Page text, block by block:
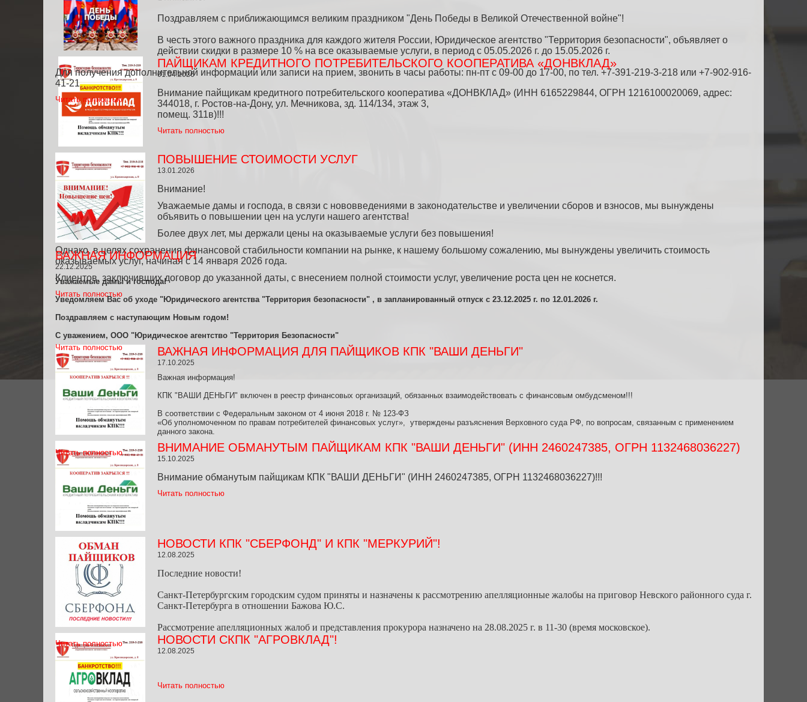
Поздравляем с приближающимся великим праздником "День Победы в Великой Отечественной войне"!
В честь этого важного праздника для каждого жителя России, Юридическое агентство "Территория безопасности", объявляет о
действии скидки в размере 10 % на все оказываемые услуги, в период с 05.05.2026 г. до 15.05.2026 г.
Для получения дополнительной информации или записи на прием, звонить в часы работы: пн-пт с 09-00 до 17-00, по тел. +7-391-219-3-218 или +7-902-916-
41-21
Читать полностью
ПАЙЩИКАМ КРЕДИТНОГО ПОТРЕБИТЕЛЬСКОГО КООПЕРАТИВА «ДОНВКЛАД»
01.04.2026
Внимание пайщикам кредитного потребительского кооператива «ДОНВКЛАД» (ИНН 6165229844, ОГРН 1216100020069, адрес:
344018, г. Ростов-на-Дону, ул. Мечникова, зд. 114/134, этаж 3,
помещ. 311в)!!!
Читать полностью
ПОВЫШЕНИЕ СТОИМОСТИ УСЛУГ
13.01.2026
Внимание!
Уважаемые дамы и господа, в связи с нововведениями в законодательстве и увеличении сборов и взносов, мы вынуждены
объявить о повышении цен на услуги нашего агентства!
Более двух лет, мы держали цены на оказываемые услуги без повышения!
Однако, в целях сохранения финансовой стабильности компании на рынке, к нашему большому сожалению, мы вынуждены увеличить стоимость
оказываемых услуг, начиная с 14 января 2026 года.
Клиентов, заключивших договор до указанной даты, с внесением полной стоимости услуг, увеличение роста цен не коснется.
Читать полностью
ВАЖНАЯ ИНФОРМАЦИЯ
22.12.2025
Уважаемые дамы и господа!
Уведомляем Вас об уходе "Юридического агентства "Территория безопасности" , в запланированный отпуск с 23.12.2025 г. по 12.01.2026 г.
Поздравляем с наступающим Новым годом!
С уважением, ООО "Юридическое агентство "Территория Безопасности"
Читать полностью
ВАЖНАЯ ИНФОРМАЦИЯ ДЛЯ ПАЙЩИКОВ КПК "ВАШИ ДЕНЬГИ"
17.10.2025
Важная информация!
КПК "ВАШИ ДЕНЬГИ" включен в реестр финансовых организаций, обязанных взаимодействовать с финансовым омбудсменом!!!
В соответствии с Федеральным законом от 4 июня 2018 г. № 123-ФЗ
«Об уполномоченном по правам потребителей финансовых услуг», утверждены разъяснения Верховного суда РФ, по вопросам, связанным с применением
данного закона.
Читать полностью ВНИМАНИЕ ОБМАНУТЫМ ПАЙЩИКАМ КПК "ВАШИ ДЕНЬГИ" (ИНН 2460247385, ОГРН 1132468036227)
15.10.2025
Внимание обманутым пайщикам КПК "ВАШИ ДЕНЬГИ" (ИНН 2460247385, ОГРН 1132468036227)!!!
Читать полностью
НОВОСТИ КПК "СБЕРФОНД" И КПК "МЕРКУРИЙ"!
12.08.2025
Последние новости!
Санкт-Петербургским городским судом приняты и назначены к рассмотрению апелляционные жалобы на приговор Невского районного суда г.
Санкт-Петербурга в отношении Бажова Ю.С.
Рассмотрение апелляционных жалоб и представления прокурора назначено на 28.08.2025 г. в 11-30 (время московское).
Читать полностью НОВОСТИ СКПК "АГРОВКЛАД"!
12.08.2025
Читать полностью